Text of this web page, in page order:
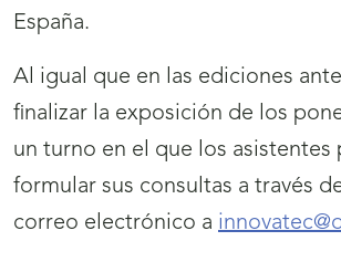
España.
Al igual que en las ediciones
finalizar la exposición de los
un turno en el que los asistentes
formular sus consultas a través
correo electrónico a